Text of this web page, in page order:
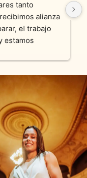
tanto
alianza
el trabajo
estamos